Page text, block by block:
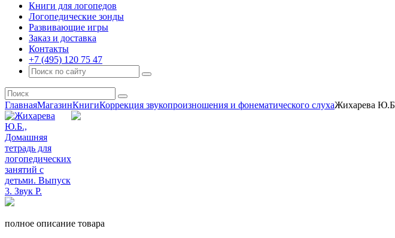
Книги для логопедов
Логопедические зонды
Развивающие игры
Заказ и доставка
Контакты
+7 (495) 120 75 47
ГлавнаяМагазинКнигиКоррекция звукопроизношения и фонематического слухаЖихарева
полное описание товара